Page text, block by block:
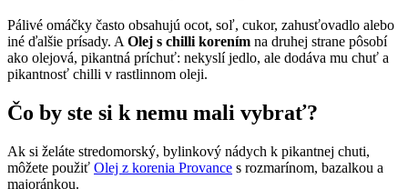
Pálivé omáčky často obsahujú ocot, soľ, cukor, zahusťovadlo alebo
iné ďalšie prísady. A Olej s chilli korením na druhej strane pôsobí
ako olejová, pikantná príchuť: nekyslí jedlo, ale dodáva mu chuť a
pikantnosť chilli v rastlinnom oleji.
Čo by ste si k nemu mali vybrať?
Ak si želáte stredomorský, bylinkový nádych k pikantnej chuti,
môžete použiť Olej z korenia Provance s rozmarínom, bazalkou a
majoránkou.